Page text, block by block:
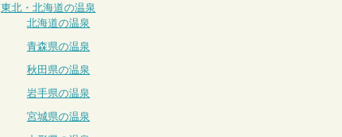
東北・北海道の温泉
北海道の温泉
青森県の温泉
秋田県の温泉
岩手県の温泉
宮城県の温泉